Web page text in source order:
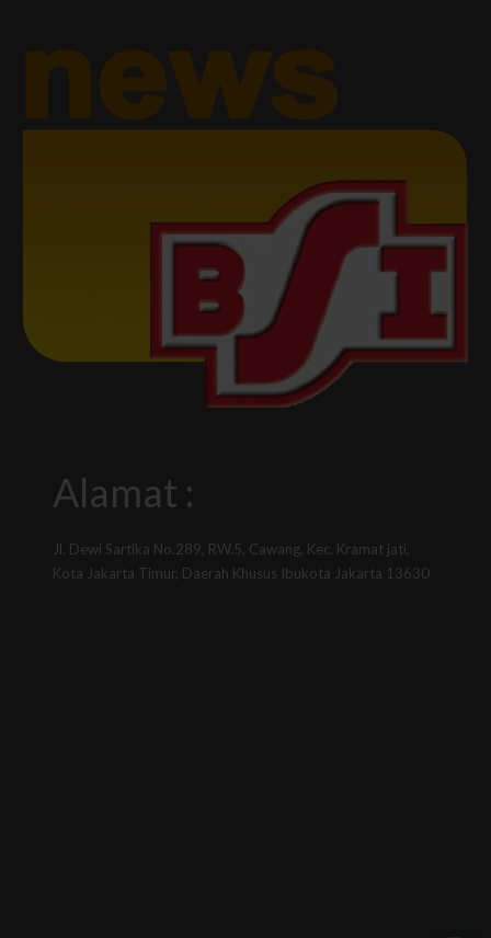
Alamat :
Jl. Dewi Sartika No.289, RW.5, Cawang, Kec. Kramat jati,
Kota Jakarta Timur, Daerah Khusus Ibukota Jakarta 13630